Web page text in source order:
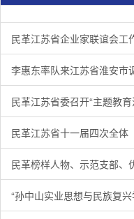
民革江苏省企业家联
1/3 李惠东率队来江苏省
2/3 民革江苏省委召开“
3/3
民革江苏省企业家联谊会工
李惠东率队来江苏省淮安市
民革江苏省委召开“主题教育
民革江苏省十一届四次全体
民革榜样人物、示范支部、
“孙中山实业思想与民族复